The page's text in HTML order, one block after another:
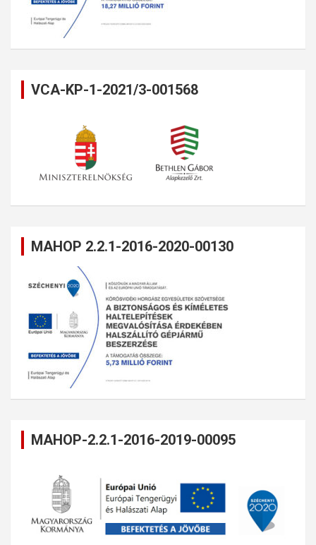
VCA-KP-1-2021/3-001568
MAHOP 2.2.1-2016-2020-00130
MAHOP-2.2.1-2016-2019-00095